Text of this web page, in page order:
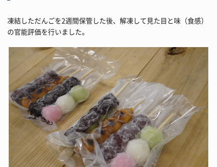
凍結しただんごを2週間保管した後、解凍して見た目と味（食感）
の官能評価を行いました。